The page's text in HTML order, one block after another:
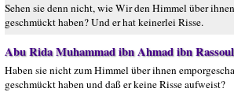
Sehen sie denn nicht, wie Wir den Himmel über
geschmückt haben? Und er hat keinerlei Risse.
Abu Rida Muhammad ibn Ahmad ibn Rassoul
Haben sie nicht zum Himmel über ihnen
geschmückt haben und daß er keine Risse aufweist?